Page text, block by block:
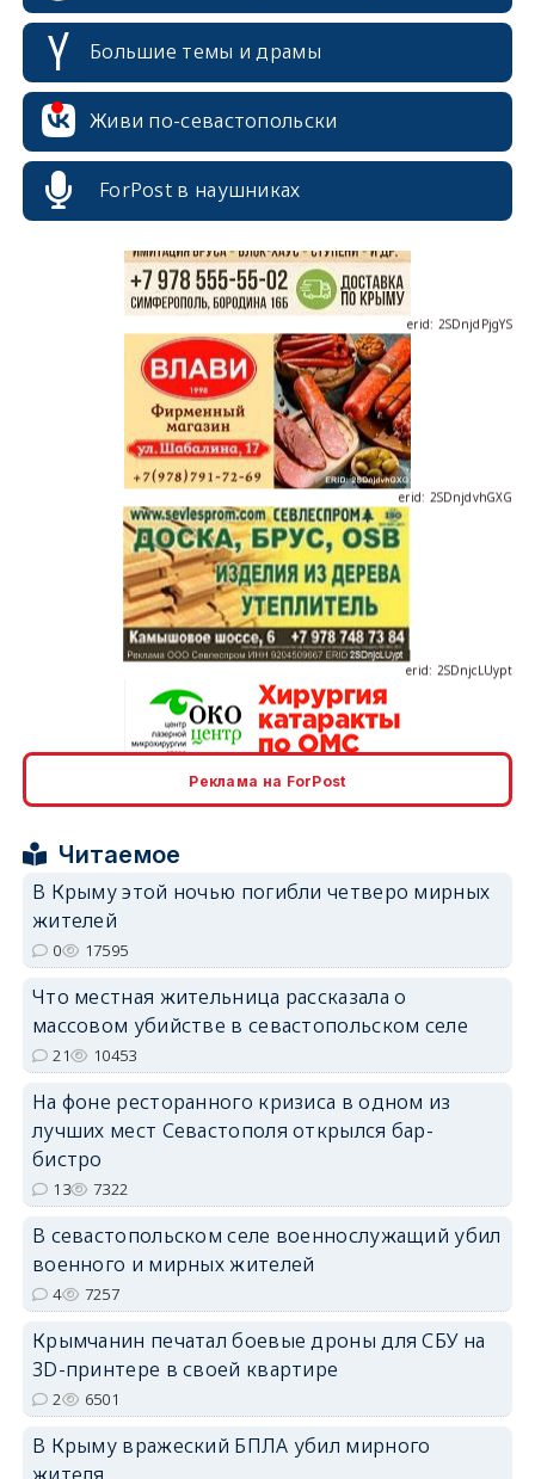
Большие темы и драмы
Живи по-севастопольски
ForPost в наушниках
erid: 2SDnjcrDNw6
erid: 2SDnjdPjgYS
erid: 2SDnjdvhGXG
erid: 2SDnjdvhGXG
Реклама на ForPost
Читаемое
В Крыму этой ночью погибли четверо мирных
жителей
0 17595
Что местная жительница рассказала о
массовом убийстве в севастопольском селе
21 10453
На фоне ресторанного кризиса в одном из
лучших мест Севастополя открылся бар-
бистро
13 7322
В севастопольском селе военнослужащий убил
военного и мирных жителей
4 7257
Крымчанин печатал боевые дроны для СБУ на
3D-принтере в своей квартире
2 6501
В Крыму вражеский БПЛА убил мирного